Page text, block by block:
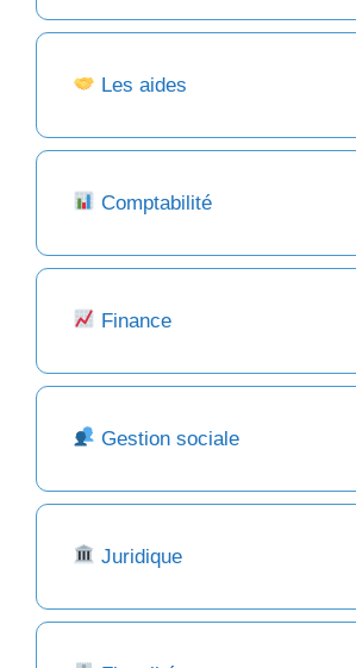
Les aides
Comptabilité
Finance
Gestion sociale
Juridique